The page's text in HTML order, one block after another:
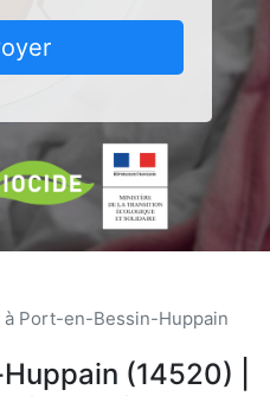
Port-en-Bessin-Huppain
(14520) |